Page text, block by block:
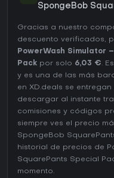
SpongeBob
Gracias a nuestro
descuento verificados,
PowerWash Simulator
Pack por solo 6,03 €.
y es una de las más
en XD.deals se
descargar al instante
comisiones y códigos
siempre ves el precio
SpongeBob
historial de precios de
SquarePants Special
momento.